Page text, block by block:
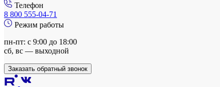
Телефон
8 800 555-04-71
Режим работы
пн-пт: с 9:00 до 18:00
сб, вс — выходной
Заказать обратный звонок